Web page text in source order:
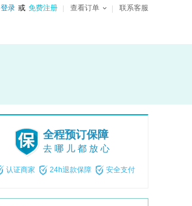
登录 或 免费注册 查看订单 联系客服
全程预订保障
去哪儿都放心
认证商家 24h退款保障 安全支付